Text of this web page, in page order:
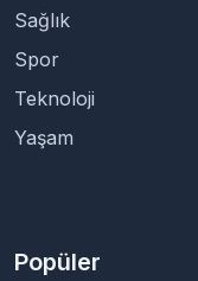
Sağlık
Spor
Teknoloji
Yaşam
Popüler